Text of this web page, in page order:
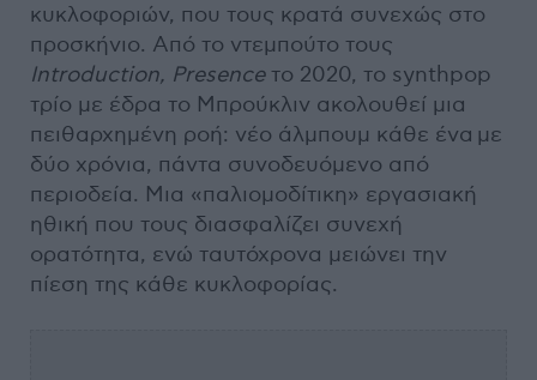
κυκλοφοριών, που τους κρατά συνεχώς στο
προσκήνιο. Από το ντεμπούτο τους
Introduction, Presenceτο 2020, το synthpop
τρίο με έδρα το Μπρούκλιν ακολουθεί μια
πειθαρχημένη ροή: νέο άλμπουμ κάθε ένα με
δύο χρόνια, πάντα συνοδευόμενο από
περιοδεία. Μια «παλιομοδίτικη» εργασιακή
ηθική που τους διασφαλίζει συνεχή
ορατότητα, ενώ ταυτόχρονα μειώνει την
πίεση της κάθε κυκλοφορίας.